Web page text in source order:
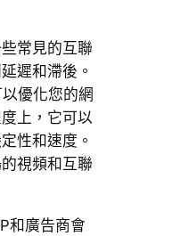
常見的互聯
遲和滯後。
優化您的網
上，它可以
性和速度。
視頻和互聯
和廣告商會